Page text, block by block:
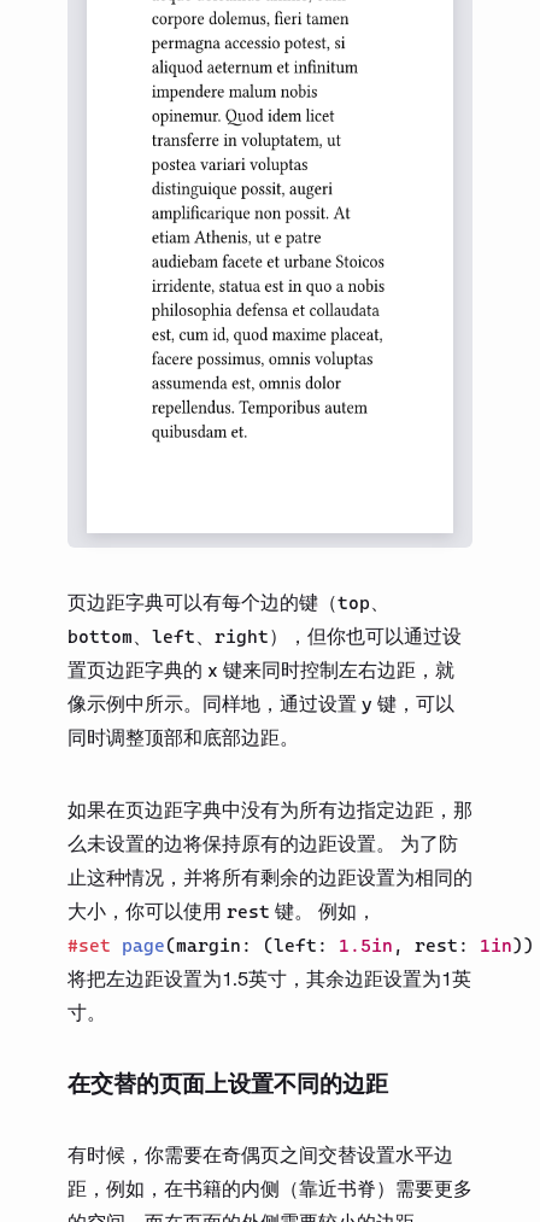
页边距字典可以有每个边的键（top、
bottom、 left、 right），但你也可以通过设
置页边距字典的 x 键来同时控制左右边距，就
像示例中所示。同样地，通过设置 y 键，可以
同时调整顶部和底部边距。
如果在页边距字典中没有为所有边指定边距，那
么未设置的边将保持原有的边距设置。 为了防
止这种情况，并将所有剩余的边距设置为相同的
大小，你可以使用 rest 键。 例如，
#set page(margin : (left : 1.5in , rest : 1in))
将把左边距设置为1.5英寸，其余边距设置为1英
寸。
在交替的页面上设置不同的边距
有时候，你需要在奇偶页之间交替设置水平边
距，例如，在书籍的内侧（靠近书脊）需要更多